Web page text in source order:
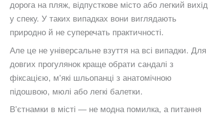
дорога на пляж, відпусткове місто або легкий вихід
у спеку. У таких випадках вони виглядають
природно й не суперечать практичності.
Але це не універсальне взуття на всі випадки. Для
довгих прогулянок краще обрати сандалі з
фіксацією, м’які шльопанці з анатомічною
підошвою, мюлі або легкі балетки.
В’єтнамки в місті — не модна помилка, а питання